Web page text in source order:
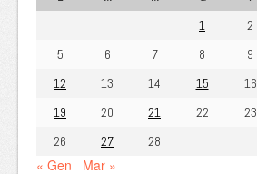
1
2
5
6 7 8 9
12
13 14 15 16
19
20 21 22 23
26
27 28
« Gen Mar »